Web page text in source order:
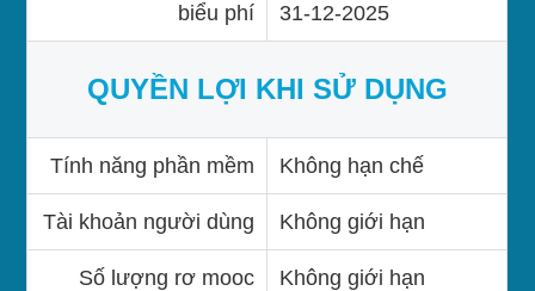
biểu phí
31-12-2025
QUYỀN LỢI KHI SỬ DỤNG
Tính năng phần mềm Không hạn chế
Tài khoản người dùng Không giới hạn
Số lượng rơ mooc Không giới hạn